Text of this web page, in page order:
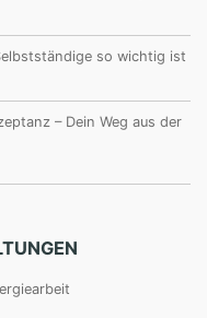
so wichtig ist
– Dein Weg aus der